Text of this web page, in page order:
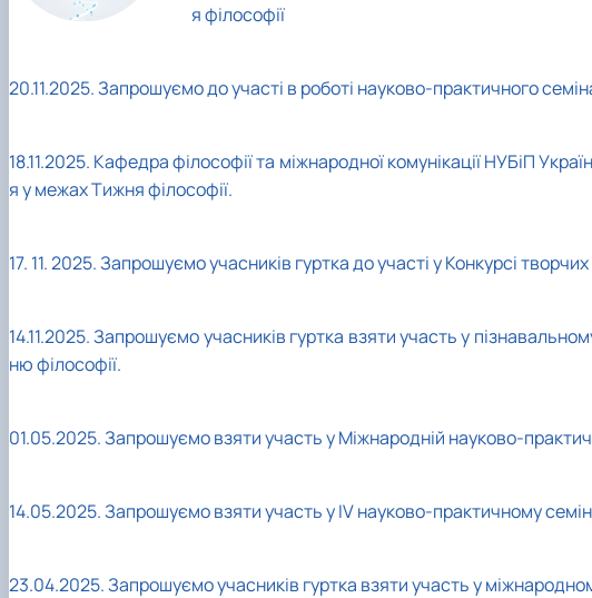
я філософії
20.11.2025. Запрошуємо до участі в роботі науково-практичного
18.11.2025. Кафедра філософії та міжнародної комунікації НУБіП
я у межах Тижня філософії.
17. 11. 2025. Запрошуємо учасників гуртка до участі у Конкурсі
14.11.2025. Запрошуємо учасників гуртка взяти участь у
ню філософії.
01.05.2025. Запрошуємо взяти участь у Міжнародній науково-
14.05.2025. Запрошуємо взяти участь у IV науково-практичному
23.04.2025. Запрошуємо учасників гуртка взяти участь у